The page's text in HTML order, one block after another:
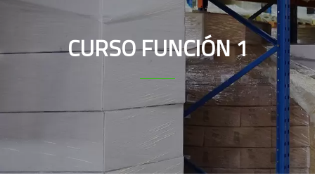
CURSO FUNCIÓN 1